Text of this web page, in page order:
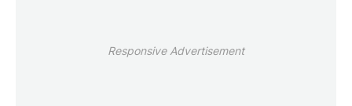
Responsive Advertisement